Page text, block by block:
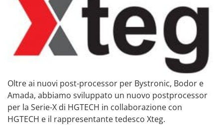
Oltre ai nuovi post-processor per Bystronic, Bodor e
Amada, abbiamo sviluppato un nuovo postprocessor
per la Serie-X di HGTECH in collaborazione con
HGTECH e il rappresentante tedesco Xteg.